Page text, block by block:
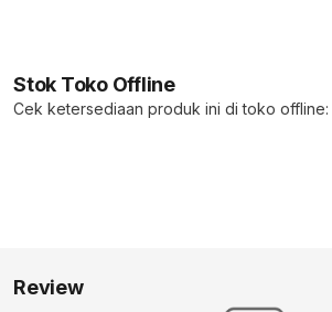
Stok Toko Offline
Cek ketersediaan produk ini di toko offline:
Review